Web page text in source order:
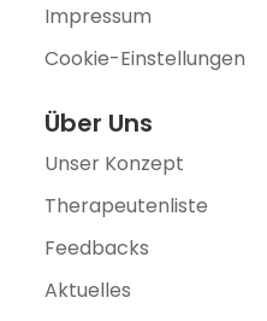
Impressum
Cookie-Einstellungen
Über Uns
Unser Konzept
Therapeutenliste
Feedbacks
Aktuelles